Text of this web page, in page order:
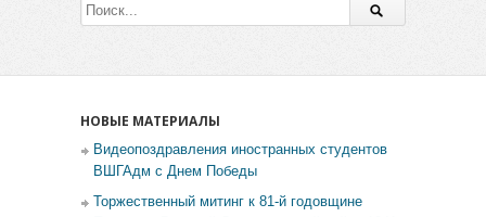
НОВЫЕ МАТЕРИАЛЫ
Видеопоздравления иностранных студентов
ВШГАдм с Днем Победы
Торжественный митинг к 81-й годовщине